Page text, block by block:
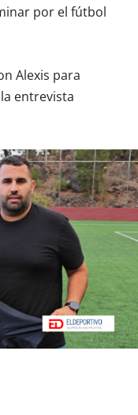
por el fútbol
Alexis para
entrevista